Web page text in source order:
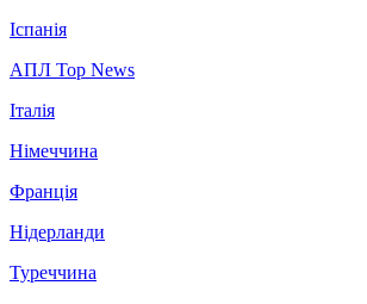
Іспанія
АПЛ Top News
Італія
Німеччина
Франція
Нідерланди
Туреччина